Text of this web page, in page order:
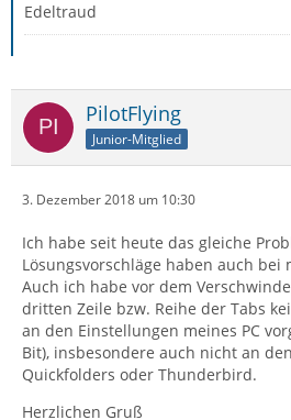
Edeltraud
PilotFlying
Junior-Mitglied
3. Dezember 2018 um 10:30
Ich habe seit heute das gleiche
Lösungsvorschläge haben auch
Auch ich habe vor dem
dritten Zeile bzw. Reihe der Tabs
an den Einstellungen meines PC
Bit), insbesondere auch nicht an
Quickfolders oder Thunderbird.
Herzlichen Gruß